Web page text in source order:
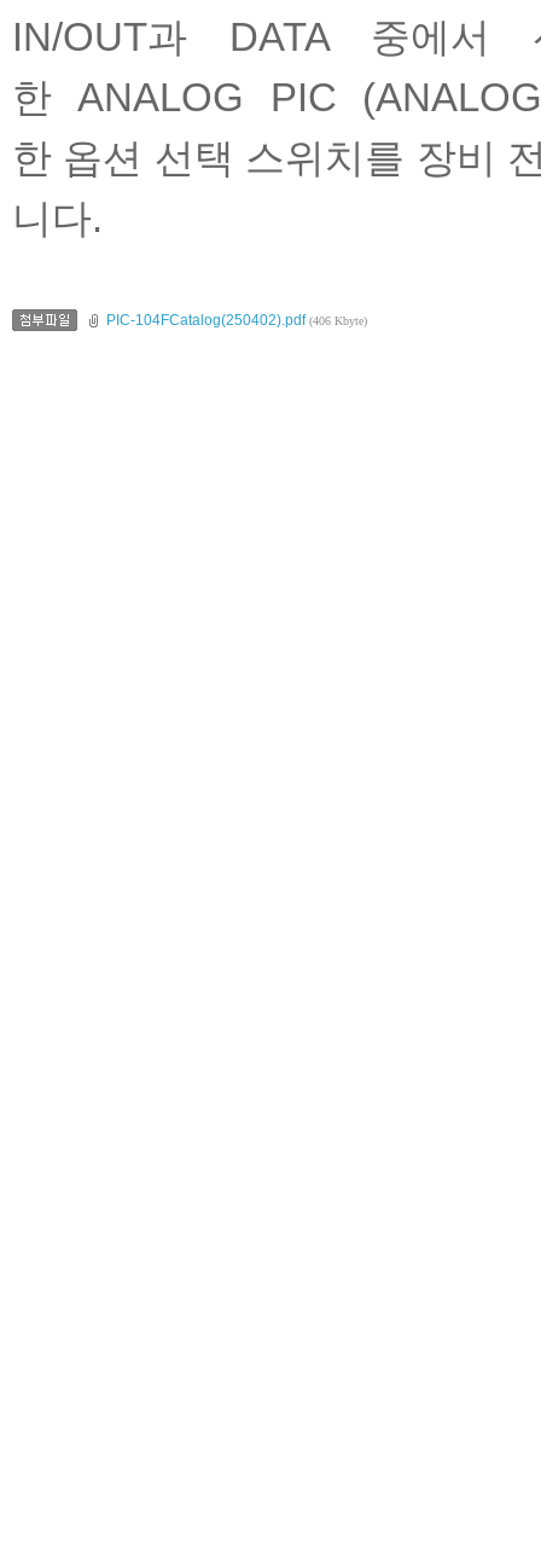
IN/OUT과 DATA 중에서
한ANALOG PIC (
한 옵션 선택 스위치를 장비
니다.
PIC-104FCatalog(250402).pdf (406 Kbyte)